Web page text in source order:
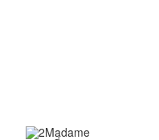
ฮ่องกง